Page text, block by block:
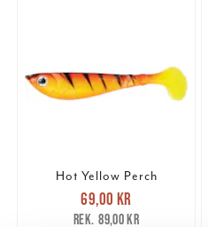
Hot Yellow Perch
Nuvarande pris
69,00 krTidigare pris
69,00 kr
89,00 kr